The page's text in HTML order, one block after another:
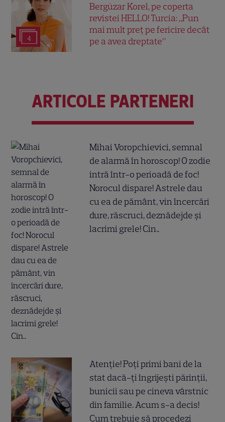
4
Bergüzar Korel, pe coperta
revistei HELLO! Turcia: „Pun
mai mult preț pe fericire decât
pe a avea dreptate”
ARTICOLE PARTENERI
Mihai Voropchievici, semnal
de alarmă în horoscop! O zodie
intră într-o perioadă de foc!
Norocul dispare! Astrele dau
cu ea de pământ, vin încercări
dure, răscruci, deznădejde și
lacrimi grele! Cin..
Atenție! Poți primi bani de la
stat dacă-ți îngrijești părinții,
bunicii sau pe cineva vârstnic
din familie. Acum s-a decis!
Cum trebuie să procedezi